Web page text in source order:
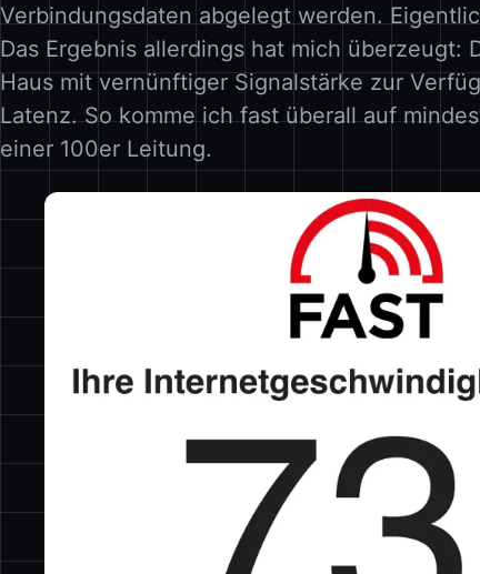
Verbindungsdaten abgelegt werden.
Das Ergebnis allerdings hat mich überzeugt:
Haus mit vernünftiger Signalstärke zur
Latenz. So komme ich fast überall auf
einer 100er Leitung.